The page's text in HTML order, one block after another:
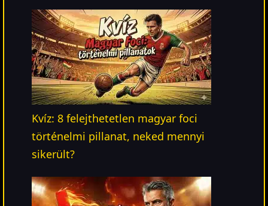
Kvíz: 8 felejthetetlen magyar foci
történelmi pillanat, neked mennyi
sikerült?